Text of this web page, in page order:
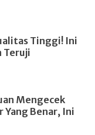
Tinggi! Ini
Teruji
Mengecek
Benar, Ini